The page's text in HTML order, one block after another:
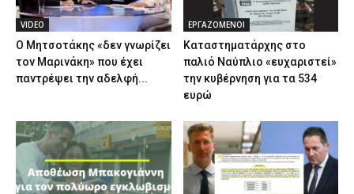
VIDEO
Ο Μητσοτάκης «δεν γνωρίζει
τον Μαρινάκη» που έχει
παντρέψει την αδελφή...
ΕΡΓΑΖΟΜΕΝΟΙ
Καταστηματάρχης στο
παλιό Ναύπλιο «ευχαριστεί»
την κυβέρνηση για τα 534
ευρώ